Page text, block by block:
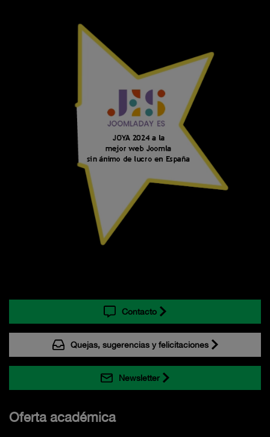
Contacto
Quejas, sugerencias y felicitaciones
Newsletter
Oferta académica